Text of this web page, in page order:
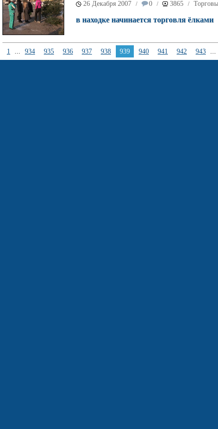
26 Декабря 2007 / 0 / 3865 /
в находке начинается торговля ёлками
1 ... 934 935 936 937 938 939 940 941 942 943 ...